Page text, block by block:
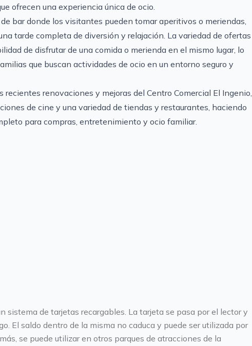
ofrecen una experiencia única de ocio.
bar donde los visitantes pueden tomar aperitivos o meriendas,
tarde completa de diversión y relajación. La variedad de ofertas
de disfrutar de una comida o merienda en el mismo lugar, lo
que buscan actividades de ocio en un entorno seguro y
recientes renovaciones y mejoras del Centro Comercial El Ingenio,
de cine y una variedad de tiendas y restaurantes, haciendo
para compras, entretenimiento y ocio familiar.
sistema de tarjetas recargables. La tarjeta se pasa por el lector y
El saldo dentro de la misma no caduca y puede ser utilizada por
se puede utilizar en otros parques de atracciones de la